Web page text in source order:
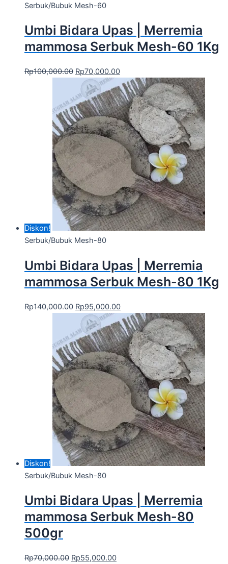
Serbuk/Bubuk Mesh-60
Umbi Bidara Upas | Merremia
mammosa Serbuk Mesh-60 1Kg
Rp100,000.00 Rp70,000.00
Diskon!
Serbuk/Bubuk Mesh-80
Umbi Bidara Upas | Merremia
mammosa Serbuk Mesh-80 1Kg
Rp140,000.00 Rp95,000.00
Diskon!
Serbuk/Bubuk Mesh-80
Umbi Bidara Upas | Merremia
mammosa Serbuk Mesh-80
500gr
Rp70,000.00 Rp55,000.00